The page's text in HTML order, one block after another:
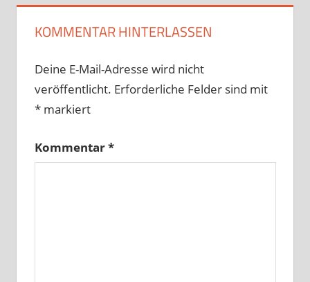
KOMMENTAR HINTERLASSEN
Deine E-Mail-Adresse wird nicht
veröffentlicht. Erforderliche Felder sind mit
*markiert
Kommentar*